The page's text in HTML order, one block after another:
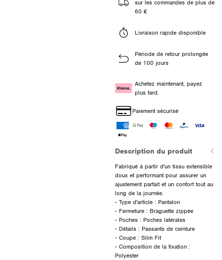
sur les commandes de plus de
60 €
Livraison rapide disponible
Période de retour prolongée
de 100 jours
Achetez maintenant, payez
plus tard.
Paiement sécurisé
Description du produit
Fabriqué à partir d'un tissu extensible
doux et performant pour assurer un
ajustement parfait et un confort tout au
long de la journée.
- Type d'article : Pantalon
- Fermeture : Braguette zippée
- Poches : Poches latérales
- Détails : Passants de ceinture
- Coupe : Slim Fit
- Composition de la fixation :
Polyester